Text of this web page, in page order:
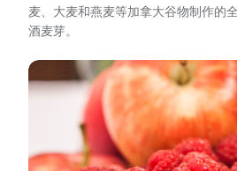
麦、大麦和燕麦等加拿大谷物制作的
酒麦芽。
图
像